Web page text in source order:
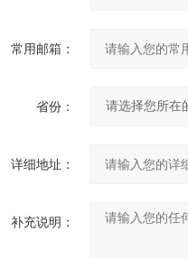
常用邮箱：
省份：
详细地址：
补充说明：